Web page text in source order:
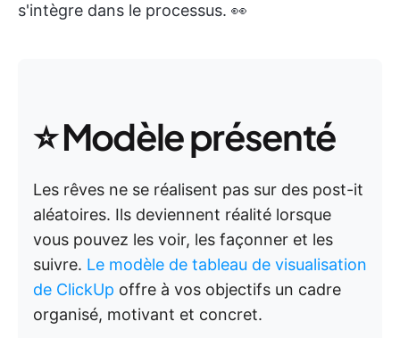
s'intègre dans le processus. 👀
⭐ Modèle présenté
Les rêves ne se réalisent pas sur des post-it
aléatoires. Ils deviennent réalité lorsque
vous pouvez les voir, les façonner et les
suivre. Le modèle de tableau de visualisation
de ClickUp offre à vos objectifs un cadre
organisé, motivant et concret.